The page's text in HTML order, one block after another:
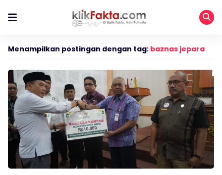
Menampilkan postingan dengan tag: baznas jepara